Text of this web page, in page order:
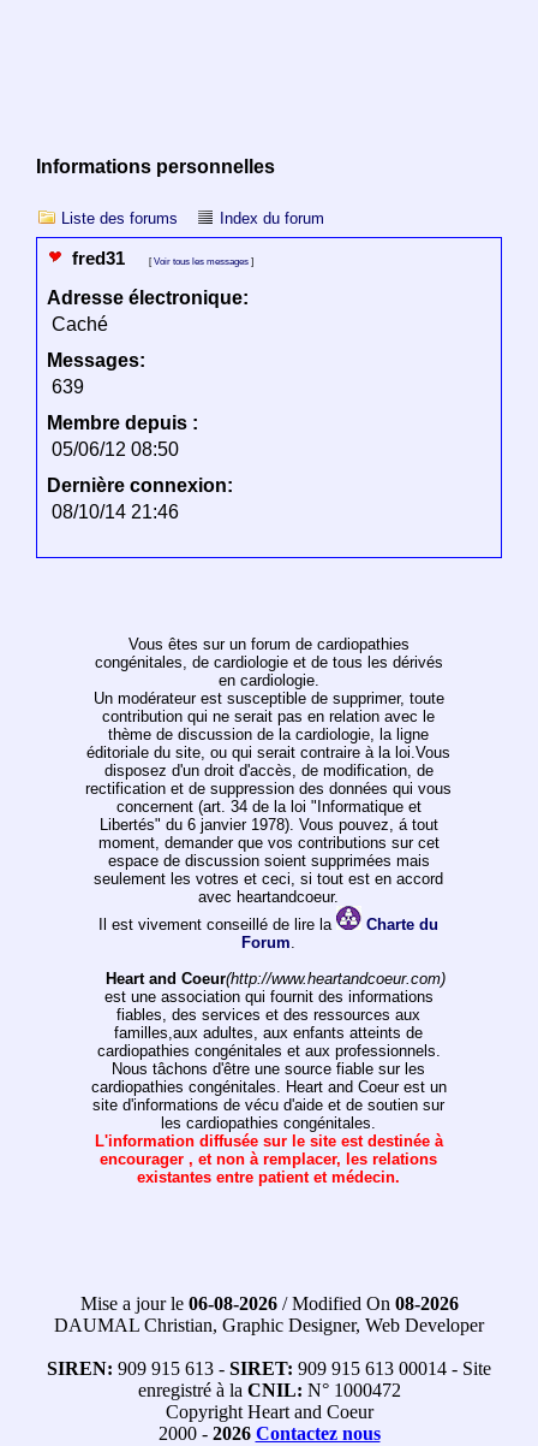
Informations personnelles
Liste des forums Index du forum
fred31 [ Voir tous les messages]
Adresse électronique:
Caché
Messages:
639
Membre depuis :
05/06/12 08:50
Dernière connexion:
08/10/14 21:46
Vous êtes sur un forum de cardiopathies
congénitales, de cardiologie et de tous les dérivés
en cardiologie.
Un modérateur est susceptible de supprimer, toute
contribution qui ne serait pas en relation avec le
thème de discussion de la cardiologie, la ligne
éditoriale du site, ou qui serait contraire à la loi.Vous
disposez d'un droit d'accès, de modification, de
rectification et de suppression des données qui vous
concernent (art. 34 de la loi "Informatique et
Libertés" du 6 janvier 1978). Vous pouvez, á tout
moment, demander que vos contributions sur cet
espace de discussion soient supprimées mais
seulement les votres et ceci, si tout est en accord
avec heartandcoeur.
Il est vivement conseillé de lire la
Charte du
Forum.
Heart and Coeur(http://www.heartandcoeur.com)
est une association qui fournit des informations
fiables, des services et des ressources aux
familles,aux adultes, aux enfants atteints de
cardiopathies congénitales et aux professionnels.
Nous tâchons d'être une source fiable sur les
cardiopathies congénitales. Heart and Coeur est un
site d'informations de vécu d'aide et de soutien sur
les cardiopathies congénitales.
L'information diffusée sur le site est destinée à
encourager , et non à remplacer, les relations
existantes entre patient et médecin.
Mise a jour le 06-08-2026/ Modified On 08-2026
DAUMAL Christian, Graphic Designer, Web Developer
SIREN: 909 915 613 - SIRET: 909 915 613 00014 - Site
enregistré à la CNIL: N° 1000472
Copyright Heart and Coeur
2000 - 2026 Contactez nous